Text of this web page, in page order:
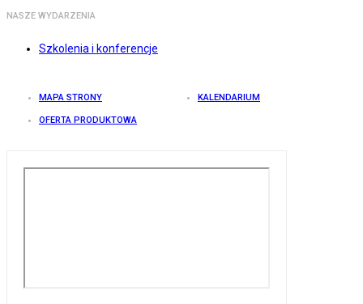
NASZE WYDARZENIA
Szkolenia i konferencje
MAPA STRONY KALENDARIUM
OFERTA PRODUKTOWA